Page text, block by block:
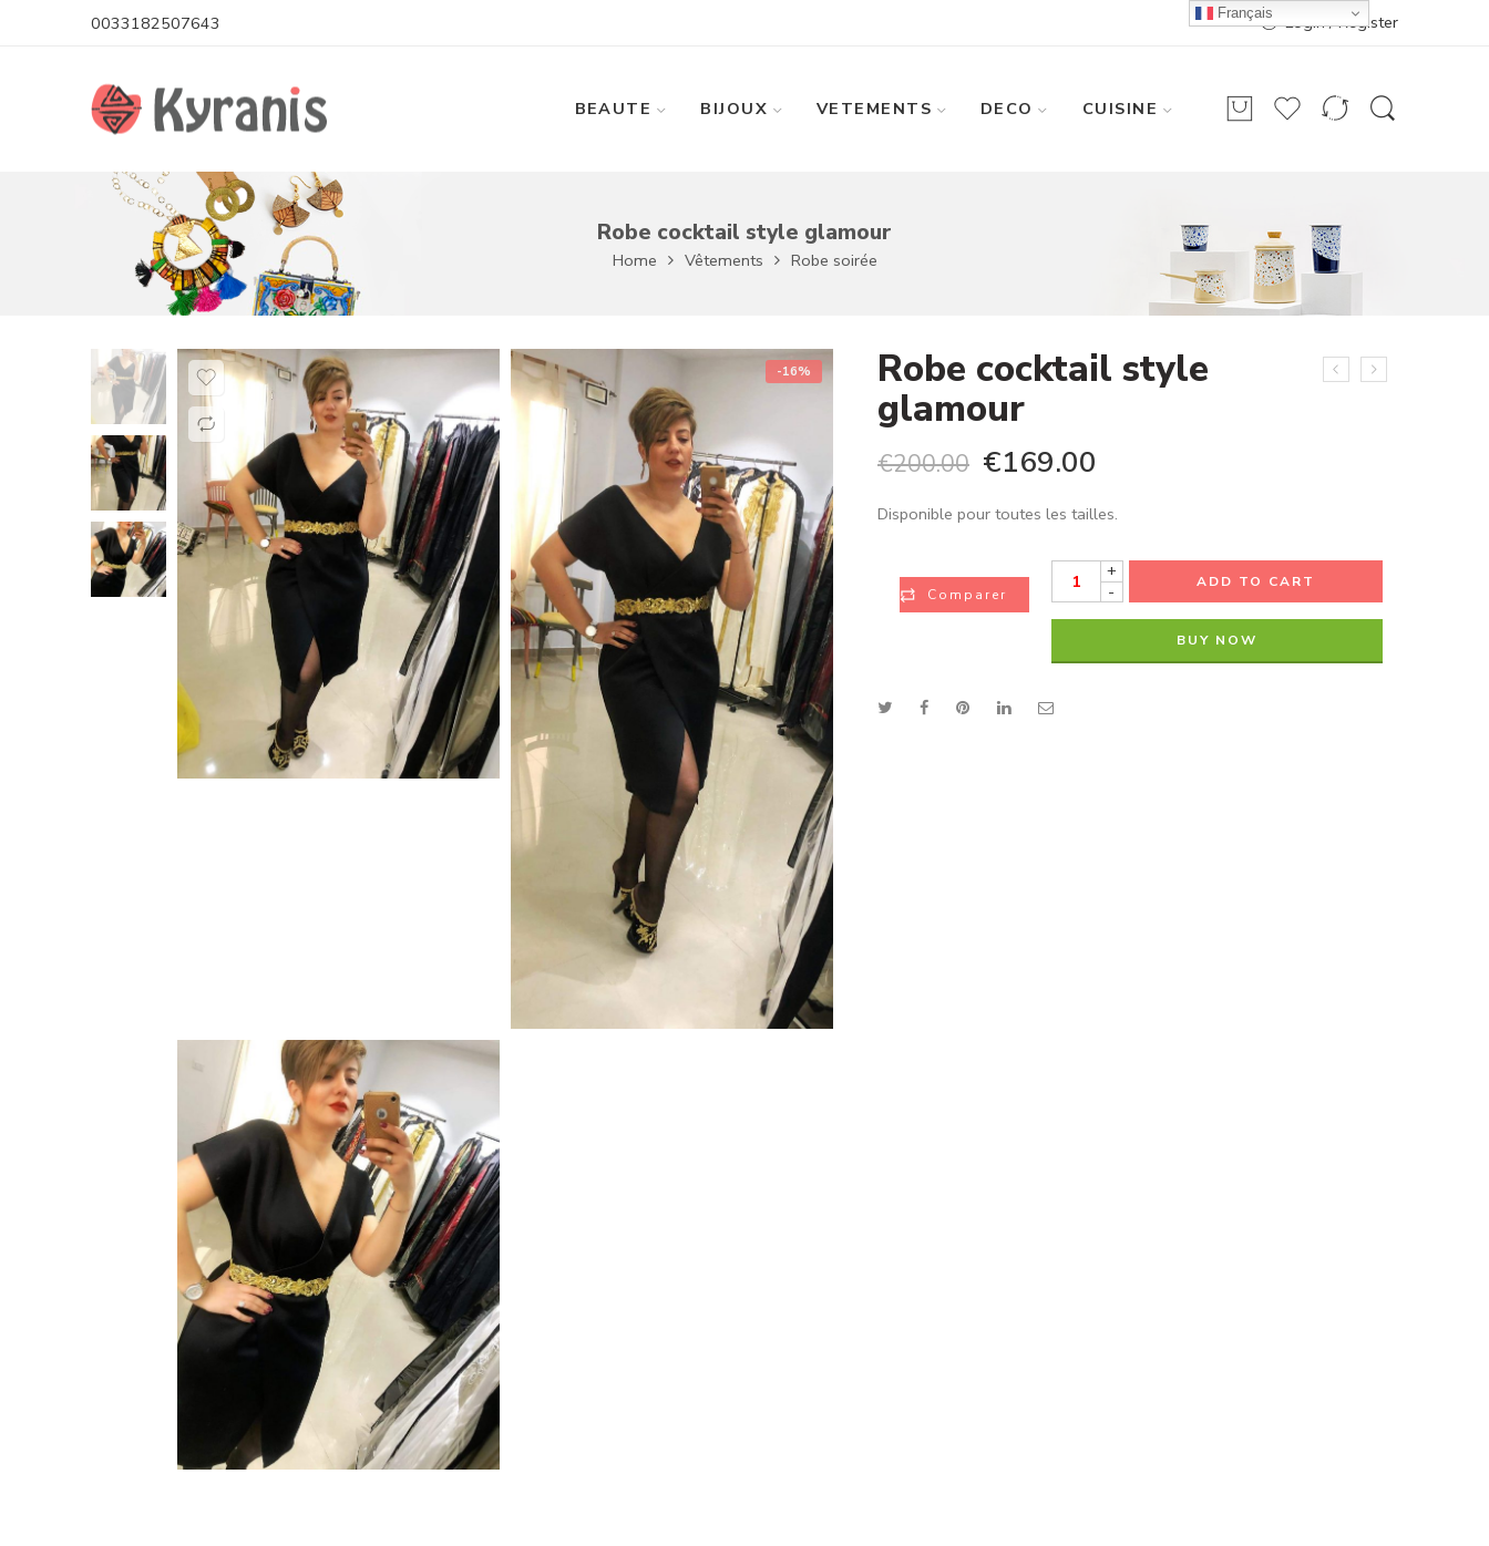
0033182507643 Login / Register
BEAUTE BIJOUX VETEMENTS DECO CUISINE
Robe cocktail style glamour
Home Vêtements Robe soirée
-16% Robe cocktail style
glamour
€200.00 €169.00
Disponible pour toutes les tailles.
+
-
ADD TO CART
BUY NOW
Comparer
Français